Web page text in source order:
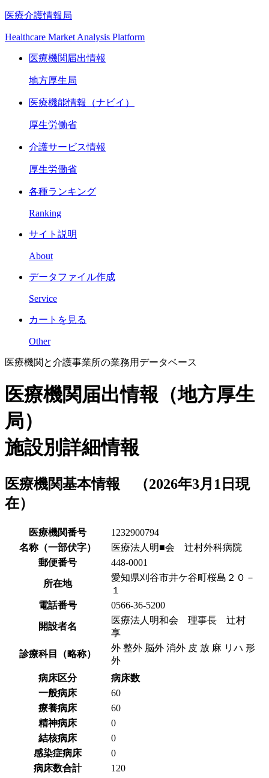
医療介護情報局
Healthcare Market Analysis Platform
医療機関届出情報
地方厚生局
医療機能情報（ナビイ）
厚生労働省
介護サービス情報
厚生労働省
各種ランキング
Ranking
サイト説明
About
データファイル作成
Service
カートを見る
Other
医療機関と介護事業所の業務用データベース
医療機関届出情報（地方厚生
局）
施設別詳細情報
医療機関基本情報 （2026年3月1日現
在）
医療機関番号
1232900794
名称（一部伏字）
医療法人明■会 辻村外科病院
郵便番号
448-0001
所在地
愛知県刈谷市井ケ谷町桜島２０－
１
電話番号
0566-36-5200
開設者名
医療法人明和会 理事長 辻村
享
診療科目（略称）
外 整外 脳外 消外 皮 放 麻 リハ 形
外
病床区分
病床数
一般病床
60
療養病床
60
精神病床
0
結核病床
0
感染症病床
0
病床数合計
120